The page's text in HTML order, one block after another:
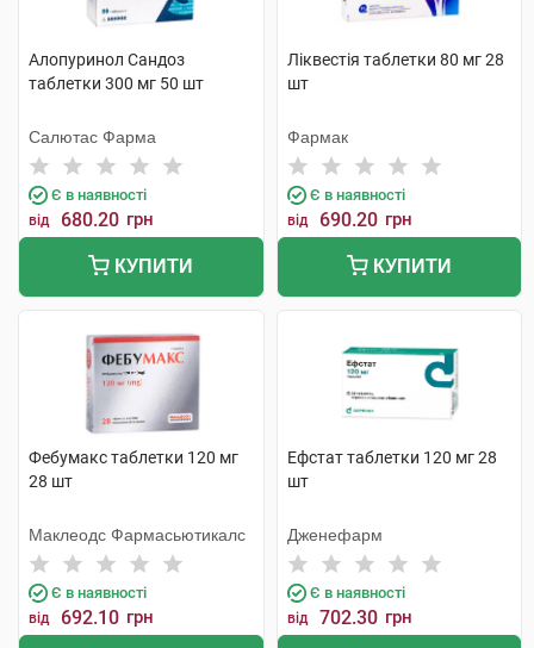
Алопуринол Сандоз
таблетки 300 мг 50 шт
Салютас Фарма
Є в наявності
від 680.20 грн
КУПИТИ
Ліквестія таблетки 80 мг 28
шт
Фармак
Є в наявності
від 690.20 грн
КУПИТИ
Фебумакс таблетки 120 мг
28 шт
Маклеодс Фармасьютикалс
Є в наявності
від 692.10 грн
Ефстат таблетки 120 мг 28
шт
Дженефарм
Є в наявності
від 702.30 грн